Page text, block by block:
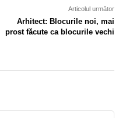
Articolul următor
Arhitect: Blocurile noi, mai
prost făcute ca blocurile vechi